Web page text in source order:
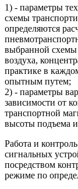
1) - параметры
схемы
определяются
выбранной схемы
воздуха,
практике в
опытным путем;
2) - параметры
зависимости от
транспортной
высоты подъема
Работа и
сигнальных
посредством
режиме по